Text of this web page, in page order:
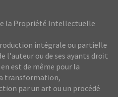
la Propriété Intellectuelle
intégrale ou partielle
l'auteur ou de ses ayants droit
est de même pour la
transformation,
par un art ou un procédé